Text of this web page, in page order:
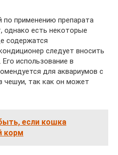
применению препарата
однако есть некоторые
содержатся
следует вносить
использование в
для аквариумов с
чешуи, так как он может
если кошка
корм